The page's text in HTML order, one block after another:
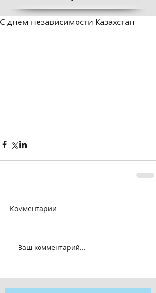
С днем независимости Казахстан
Комментарии
Ваш комментарий...